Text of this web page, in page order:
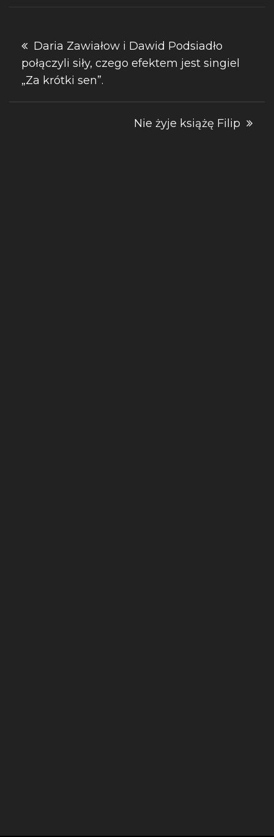
Nawigacja
wpisu
Daria Zawiałow i Dawid Podsiadło
połączyli siły, czego efektem jest singiel
„Za krótki sen”.
Nie żyje książę Filip